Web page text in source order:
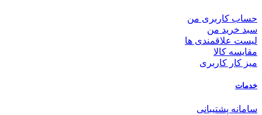
حساب کاربری من
سبد خرید من
لیست علاقمندی ها
مقایسه کالا
میز کار کاربری
خدمات
سامانه پشتیبانی